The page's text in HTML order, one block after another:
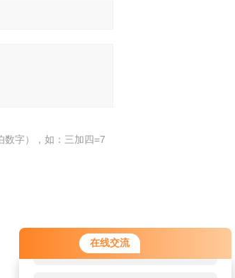
在线交流
您好！欢迎前来咨询，很高兴为您
服务，请问您要咨询什么问题呢？
数字），如：三加四=7